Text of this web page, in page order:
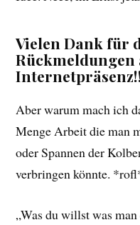
Vielen Dank für
Rückmeldungen
Aber warum mach ich
Menge Arbeit die man
oder Spannen der
verbringen könnte.
„Was du willst was